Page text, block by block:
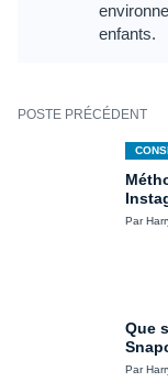
enfants.
POSTE PRÉCÉDENT
Par
Que
Par